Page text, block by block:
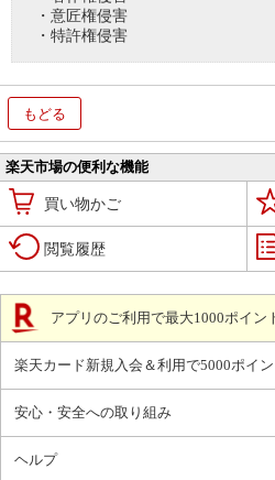
・意匠権侵害
・特許権侵害
もどる
楽天市場の便利な機能
買い物かご
閲覧履歴
アプリのご利用で最大1000ポイン
楽天カード新規入会＆利用で5000ポイン
安心・安全への取り組み
ヘルプ